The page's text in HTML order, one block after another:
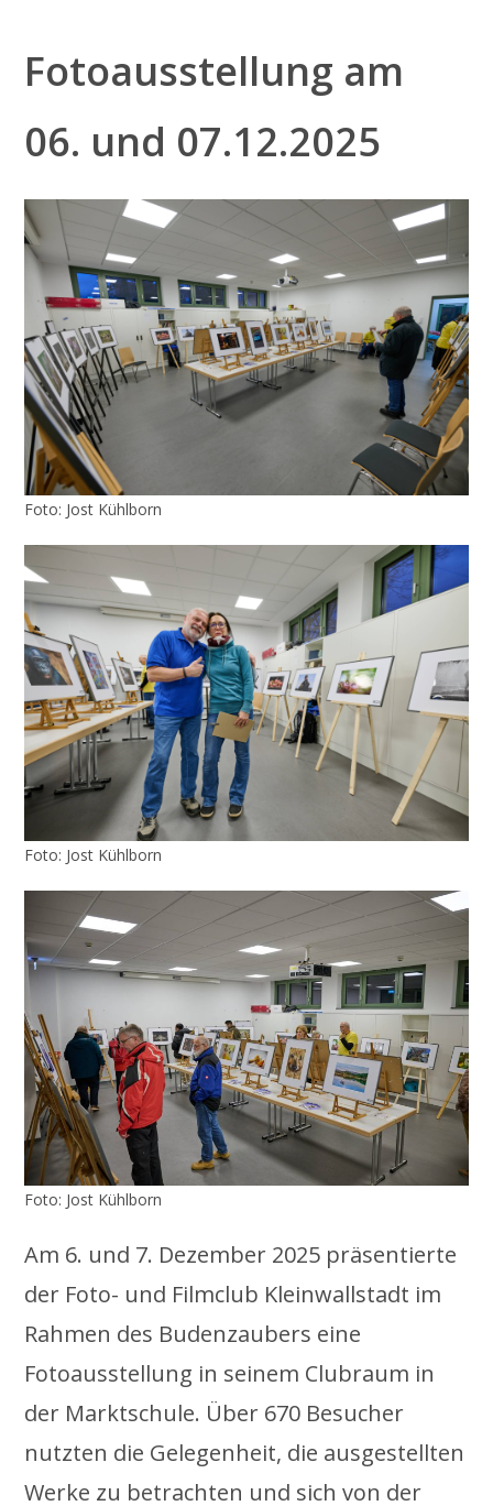
Fotoausstellung am
06. und 07.12.2025
Foto: Jost Kühlborn
Foto: Jost Kühlborn
Foto: Jost Kühlborn
Am 6. und 7. Dezember 2025 präsentierte
der Foto- und Filmclub Kleinwallstadt im
Rahmen des Budenzaubers eine
Fotoausstellung in seinem Clubraum in
der Marktschule. Über 670 Besucher
nutzten die Gelegenheit, die ausgestellten
Werke zu betrachten und sich von der